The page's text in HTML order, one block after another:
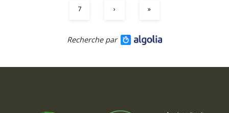
7 › »
Recherche par